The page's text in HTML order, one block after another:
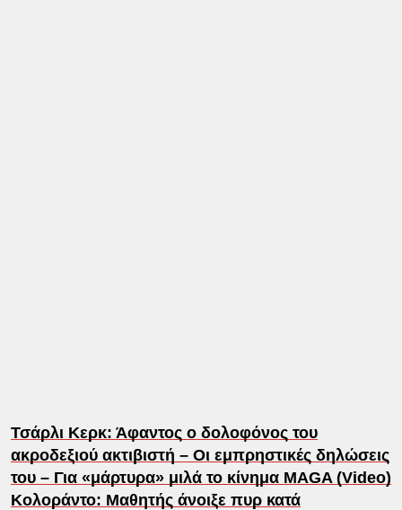
Τσάρλι Κερκ: Άφαντος ο δολοφόνος του
ακροδεξιού ακτιβιστή – Οι εμπρηστικές δηλώσεις
του – Για «μάρτυρα» μιλά το κίνημα MAGA (Video)
Κολοράντο: Μαθητής άνοιξε πυρ κατά